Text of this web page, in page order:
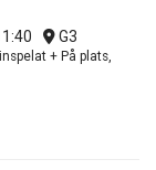
G3
+ På plats,